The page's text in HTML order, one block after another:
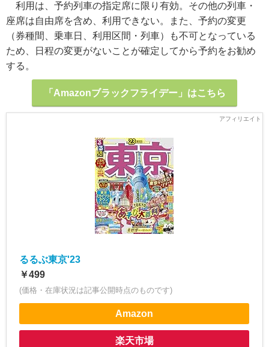
利用は、予約列車の指定席に限り有効。その他の列車・
座席は自由席を含め、利用できない。また、予約の変更
（券種間、乗車日、利用区間・列車）も不可となっている
ため、日程の変更がないことが確定してから予約をお勧め
する。
「Amazonブラックフライデー」はこちら
るるぶ東京'23
￥499
(価格・在庫状況は記事公開時点のものです)
Amazon
楽天市場